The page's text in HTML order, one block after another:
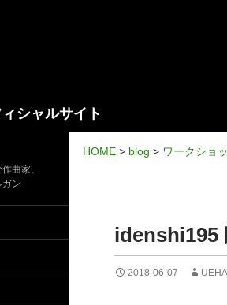
シャルサイト
HOME > blog > ワークショ
idenshi195
2018-06-07
曲家、
ガン